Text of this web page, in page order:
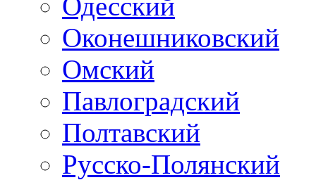
Оконешниковский
Омский
Павлоградский
Полтавский
Русско-Полянский